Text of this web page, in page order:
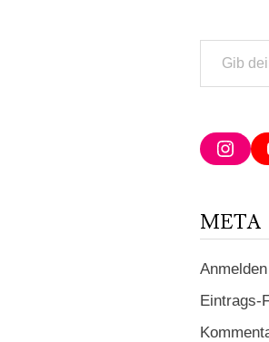
deine
Adresse
ein ...
META
Anmelden
Eintrags-